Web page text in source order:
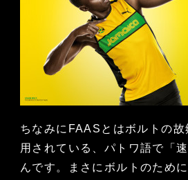
ちなみにFAASとはボルトの
用されている、パトワ語で「
んです。まさにボルトのため